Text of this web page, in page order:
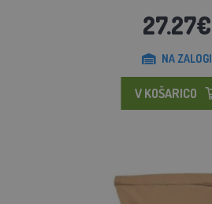
27.27€
NA ZALOGI
V KOŠARICO